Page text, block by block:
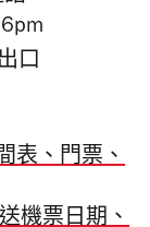
口
表、門票、
機票日期、